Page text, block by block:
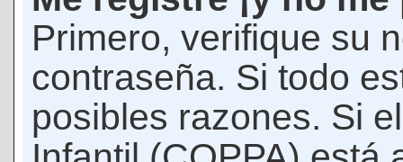
Primero, verifique su
contraseña. Si todo
posibles razones. Si